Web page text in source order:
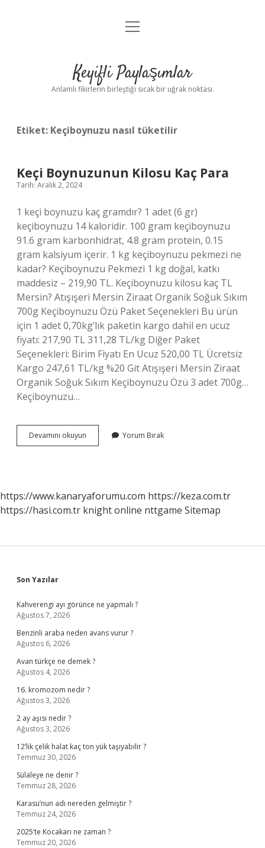
Anasayfa
Yasal Uyarı
menüyü
Keyifli Paylaşımlar
Anlamlı fikirlerin birleştiği sıcak bir uğrak noktası.
Etiket: Keçiboynuzu nasıl tüketilir
Keçi Boynuzunun Kilosu Kaç Para
Tarih: Aralık 2, 2024
1 keçi boynuzu kaç gramdır? 1 adet (6 gr)
keçiboynuzu 14 kaloridir. 100 gram keçiboynuzu
91.6 gram karbonhidrat, 4.8 gram protein, 0.15
gram kalsiyum içerir. 1 kg keçiboynuzu pekmezi ne
kadar? Keçiboynuzu Pekmezi 1 kg doğal, katkı
maddesiz – 219,90 TL. Keçiboynuzu kilosu kaç TL
Mersin? Atışışeri Mersin Ziraat Organik Soğuk Sıkım
700g Keçiboynuzu Özü Paket Seçenekleri Bu ürün
için 1 adet 0,70kg’lık paketin kargo dahil en ucuz
fiyatı: 217,90 TL 311,28 TL/kg Diğer Paket
Seçenekleri: Birim Fiyatı En Ucuz 520,00 TL Ücretsiz
Kargo 247,61 TL/kg %20 Git Atışışeri Mersin Ziraat
Organik Soğuk Sıkım Keçiboynuzu Özü 3 adet 700g…
Keçiboynuzu…
Devamını okuyun
Boynuzunun
Yorum Bırak
https://www.kanaryaforumu.com https://keza.com.tr
https://hasi.com.tr knight online nttgame Sitemap
Sidebar
Son Yazılar
Kahverengi ayı görünce ne yapmalı ?
Ağustos 7, 2026
Benzinli araba neden avans vurur ?
Ağustos 6, 2026
Avan türkçe ne demek ?
Ağustos 4, 2026
16. kromozom nedir ?
Ağustos 3, 2026
2 ay aşısı nedir ?
Ağustos 3, 2026
12’lik çelik halat kaç ton yük taşıyabilir ?
Temmuz 30, 2026
Sülaleye ne denir ?
Temmuz 28, 2026
Karasu’nun adı nereden gelmiştir ?
Temmuz 24, 2026
2025’te Kocakarı ne zaman ?
Temmuz 20, 2026